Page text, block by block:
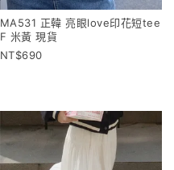
MA531 正韓 亮眼love印花短tee
F 米黃 現貨
690